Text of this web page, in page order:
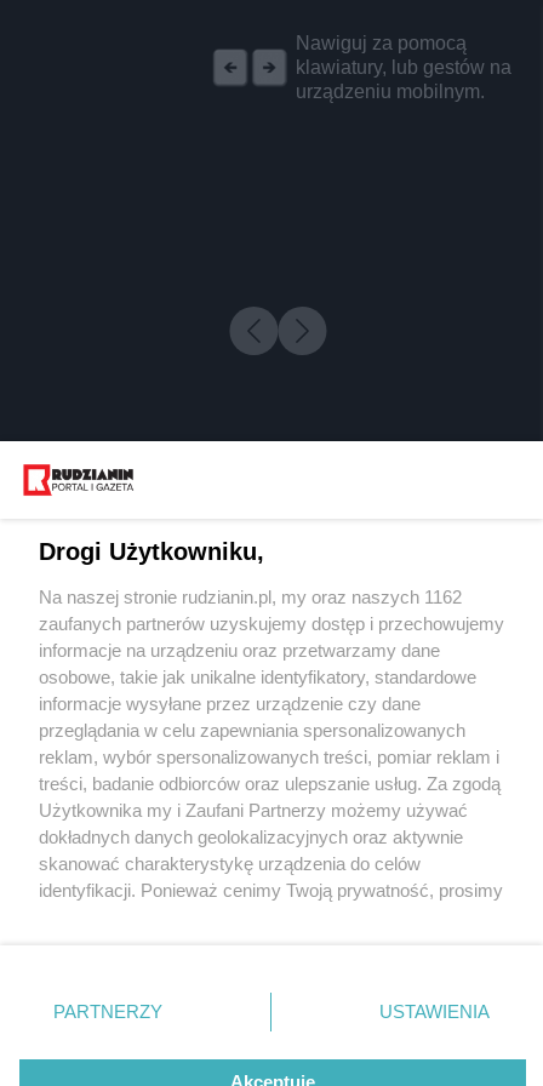
Nawiguj za pomocą
klawiatury, lub gestów na
urządzeniu mobilnym.
1 / 0
Wydawca mediów
Nie zapomnij
zapoznać się z:
polityką prywatności regulamin korzystania z portali
Twojemiasto
Piekary Śląskie
Chorzów
Tarnowskie Góry
Gliwice
Skontakuj sięz nami
Kontakt
Wydawca
Redakcja
Drogi Użytkowniku,
Na naszej stronie rudzianin.pl, my oraz naszych 1162
zaufanych partnerów uzyskujemy dostęp i przechowujemy
informacje na urządzeniu oraz przetwarzamy dane
osobowe, takie jak unikalne identyfikatory, standardowe
informacje wysyłane przez urządzenie czy dane
przeglądania w celu zapewniania spersonalizowanych
reklam, wybór spersonalizowanych treści, pomiar reklam i
treści, badanie odbiorców oraz ulepszanie usług. Za zgodą
Użytkownika my i Zaufani Partnerzy możemy używać
dokładnych danych geolokalizacyjnych oraz aktywnie
skanować charakterystykę urządzenia do celów
identyfikacji. Ponieważ cenimy Twoją prywatność, prosimy
prywatności znajdujący się w lewym dolnym rogu strony
. Niektóre rodzaje przetwarzania danych nie wymagają
zgody użytkownika, ale masz prawo sprzeciwić się
takiemu przetwarzaniu. Preferencje będą miały
PARTNERZY USTAWIENIA
Akceptuję